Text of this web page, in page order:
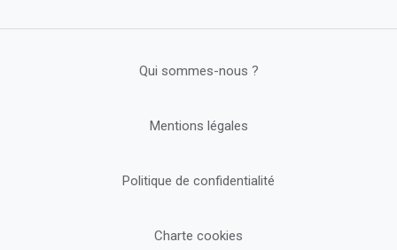
Qui sommes-nous ?
Mentions légales
Politique de confidentialité
Charte cookies